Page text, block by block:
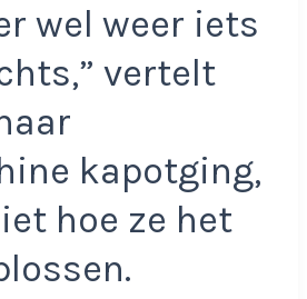
wel weer iets
vertelt
kapotging,
hoe ze het